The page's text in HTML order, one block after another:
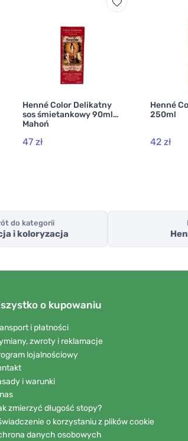
Henné Color Delikatny
sos śmietankowy 90ml
Mahoń
47 zł
Henné
250ml
42 zł
do kategorii
i koloryzacja
o kupowaniu
i płatności
zwroty i reklamacje
lojalnościowy
i warunki
zmierzyć długość stopy?
o korzystaniu z plików cookie
danych osobowych